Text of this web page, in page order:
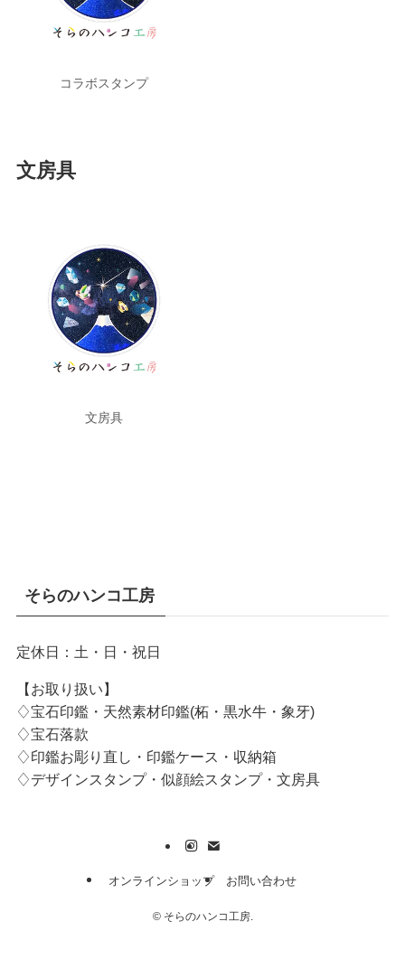
コラボスタンプ
文房具
文房具
そらのハンコ工房
定休日：土・日・祝日
【お取り扱い】
♢宝石印鑑・天然素材印鑑(柘・黒水牛・象牙)
♢宝石落款
♢印鑑お彫り直し・印鑑ケース・収納箱
♢デザインスタンプ・似顔絵スタンプ・文房具
オンラインショップ お問い合わせ
©そらのハンコ工房.